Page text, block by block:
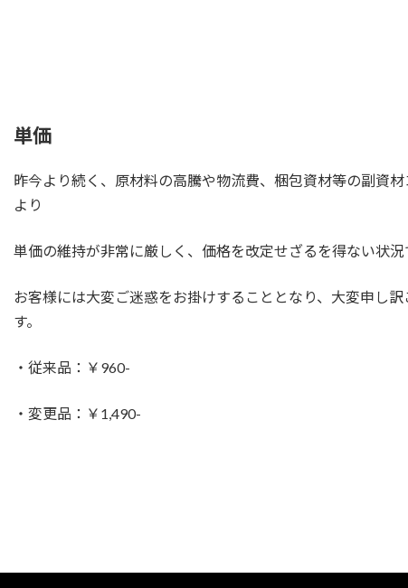
単価
昨今より続く、原材料の高騰や物流費、梱包資材等の副資
より
単価の維持が非常に厳しく、価格を改定せざるを得ない状況
お客様には大変ご迷惑をお掛けすることとなり、大変申し
す。
・従来品：￥960-
・変更品：￥1,490-